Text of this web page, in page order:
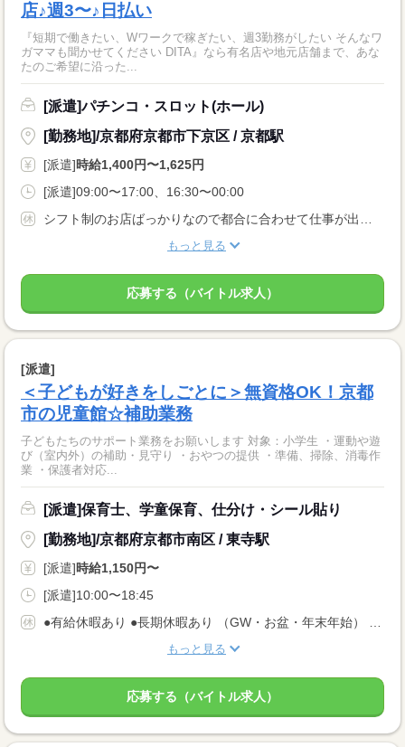
店♪週3〜♪日払い
『短期で働きたい、Wワークで稼ぎたい、週3勤務がしたい そんなワ
ガママも聞かせてください DITA』なら有名店や地元店舗まで、あな
たのご希望に沿った...
[派遣]パチンコ・スロット(ホール)
[勤務地]/京都府京都市下京区 / 京都駅
[派遣]時給1,400円〜1,625円
[派遣]09:00〜17:00、16:30〜00:00
シフト制のお店ばっかりなので都合に合わせて仕事が出来ます！！ 学生・Ｗワークの方も空いている時間を有効に使っちゃおう！！ 学生の方はテスト等の予定もどんどん言って下さい！！
もっと見る
応募する（バイトル求人）
[派遣]
＜子どもが好きをしごとに＞無資格OK！京都
市の児童館☆補助業務
子どもたちのサポート業務をお願いします 対象：小学生 ・運動や遊
び（室内外）の補助・見守り ・おやつの提供 ・準備、掃除、消毒作
業 ・保護者対応...
[派遣]保育士、学童保育、仕分け・シール貼り
[勤務地]/京都府京都市南区 / 東寺駅
[派遣]時給1,150円〜
[派遣]10:00〜18:45
●有給休暇あり ●長期休暇あり （GW・お盆・年末年始） ●産休・育休・介護休暇あり ※産休育休取得率：95％！
もっと見る
応募する（バイトル求人）